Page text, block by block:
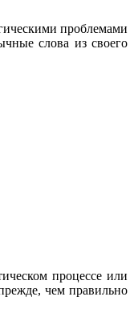
проблемами
слова из своего
процессе или
чем правильно